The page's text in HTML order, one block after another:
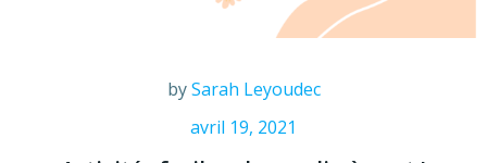
bySarah Leyoudec
avril 19, 2021